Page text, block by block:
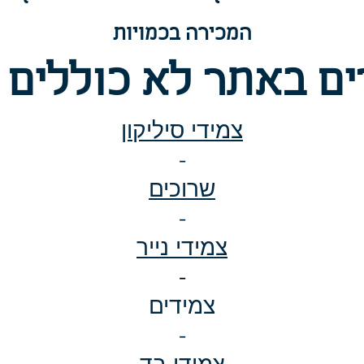
המכירה בכמויות
באתר לא
צמידי סיליקון
-
שרוכים
-
צמידי נייר
-
צמידים
-